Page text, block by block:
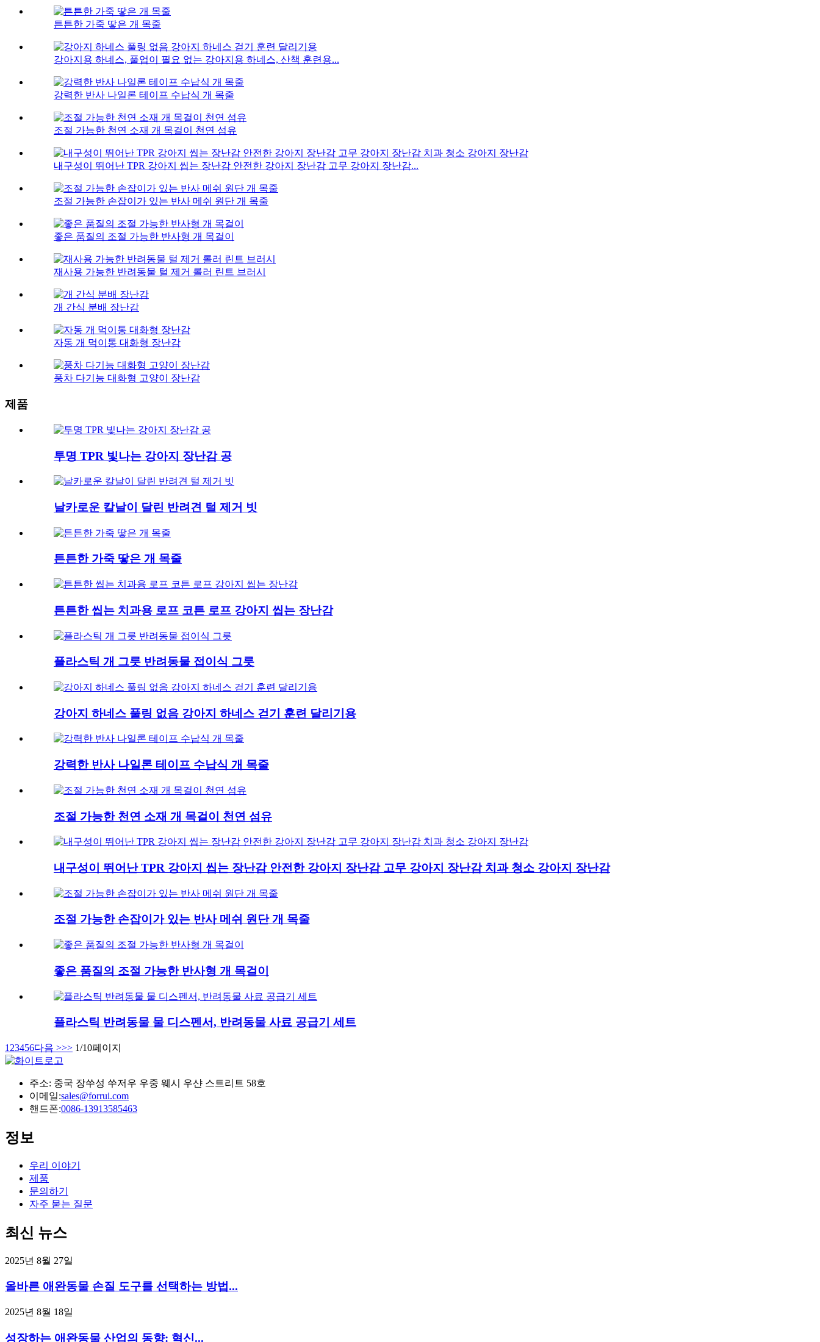
튼튼한 가죽 땋은 개 목줄
강아지용 하네스, 풀업이 필요 없는 강아지용 하네스, 산책 훈련용...
강력한 반사 나일론 테이프 수납식 개 목줄
조절 가능한 천연 소재 개 목걸이 천연 섬유
내구성이 뛰어난 TPR 강아지 씹는 장난감 안전한 강아지 장난감 고무 강아지 장난감...
조절 가능한 손잡이가 있는 반사 메쉬 원단 개 목줄
좋은 품질의 조절 가능한 반사형 개 목걸이
재사용 가능한 반려동물 털 제거 롤러 린트 브러시
개 간식 분배 장난감
자동 개 먹이통 대화형 장난감
풍차 다기능 대화형 고양이 장난감
제품
투명 TPR 빛나는 강아지 장난감 공
날카로운 칼날이 달린 반려견 털 제거 빗
튼튼한 가죽 땋은 개 목줄
튼튼한 씹는 치과용 로프 코튼 로프 강아지 씹는 장난감
플라스틱 개 그릇 반려동물 접이식 그릇
강아지 하네스 풀링 없음 강아지 하네스 걷기 훈련 달리기용
강력한 반사 나일론 테이프 수납식 개 목줄
조절 가능한 천연 소재 개 목걸이 천연 섬유
내구성이 뛰어난 TPR 강아지 씹는 장난감 안전한 강아지 장난감 고무 강아지 장난감 치과 청소 강아지 장난감
조절 가능한 손잡이가 있는 반사 메쉬 원단 개 목줄
좋은 품질의 조절 가능한 반사형 개 목걸이
플라스틱 반려동물 물 디스펜서, 반려동물 사료 공급기 세트
1 23456다음 >>> 1/10페이지
주소: 중국 장쑤성 쑤저우 우중 웨시 우샨 스트리트 58호
이메일:sales@forrui.com
핸드폰:0086-13913585463
정보
우리 이야기
제품
문의하기
자주 묻는 질문
최신 뉴스
2025년 8월 27일
올바른 애완동물 손질 도구를 선택하는 방법...
2025년 8월 18일
성장하는 애완동물 산업의 동향: 혁신...